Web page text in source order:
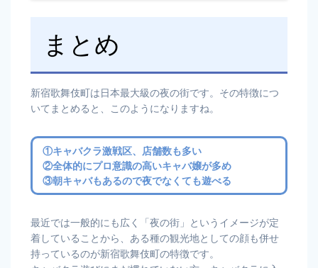
まとめ
新宿歌舞伎町は日本最大級の夜の街です。その特徴につ
いてまとめると、このようになりますね。
①キャバクラ激戦区、店舗数も多い
②全体的にプロ意識の高いキャバ嬢が多め
③朝キャバもあるので夜でなくても遊べる
最近では一般的にも広く「夜の街」というイメージが定
着していることから、ある種の観光地としての顔も併せ
持っているのが新宿歌舞伎町の特徴です。